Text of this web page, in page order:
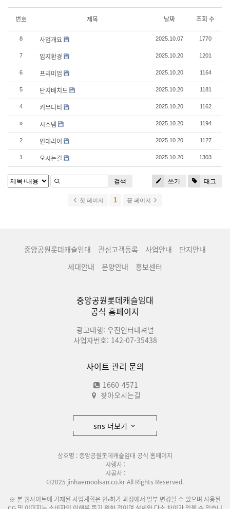
번호 제목 날짜 조회 수
8 사업개요 2025.10.07 1770
7 입지환경 2025.10.20 1201
6 프리미엄 2025.10.20 1164
5 단지배치도 2025.10.20 1181
4 커뮤니티 2025.10.20 1162
» 시스템 2025.10.20 1194
2 인테리어 2025.10.20 1127
1 오시는길 2025.10.20 1303
쓰기 태그
검색
첫 페이지 1 끝 페이지
중앙공원롯데캐슬임대 관심고객등록 사업안내
단지안내
세대안내
분양안내 홍보센터
중앙공원롯데캐슬임대
공식 홈페이지
광고대행: 우진인터내셔널
사업자번호: 142-07-35438
사이트 관리 문의
1660-4571
찾아오시는길
sns 더보기
상호명 : 중앙공원롯데캐슬임대 공식 홈페이지
시행사 :
시공사 :
©2025 jinhaemoolsan.co.kr All Rights Reserved.
※ 본 웹사이트에 기재된 사업계획은 인•허가 과정에서 일부 변경될 수 있으며 사용된